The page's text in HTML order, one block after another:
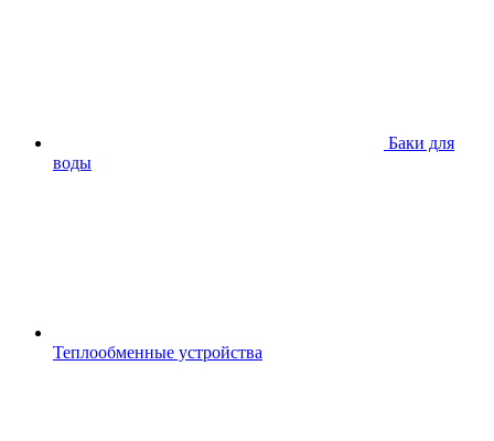
Баки для
воды
Теплообменные устройства